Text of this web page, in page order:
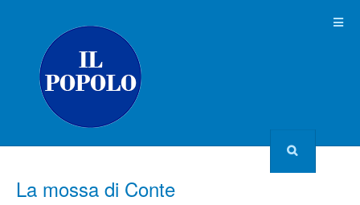
La mossa di Conte